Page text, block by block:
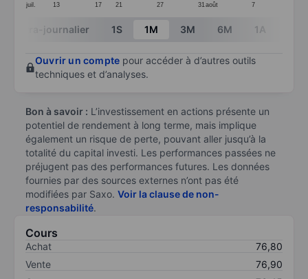
juil. 13 17 21 27 31 août 7
End of interactive chart.
Intra-journalier 1S 1M 3M 6M 1A
Ouvrir un compte pour accéder à d’autres outils
techniques et d’analyses.
Bon à savoir : L’investissement en actions présente un
potentiel de rendement à long terme, mais implique
également un risque de perte, pouvant aller jusqu’à la
totalité du capital investi. Les performances passées ne
préjugent pas des performances futures. Les données
fournies par des sources externes n’ont pas été
modifiées par Saxo. Voir la clause de non-
responsabilité.
Cours
Achat
76,80
Vente
76,90